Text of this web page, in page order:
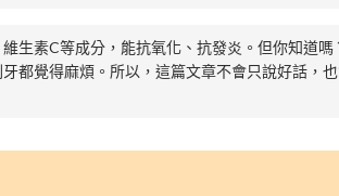
生素C等成分，能抗氧化、抗發炎。但你知道嗎
都覺得麻煩。所以，這篇文章不會只說好話，